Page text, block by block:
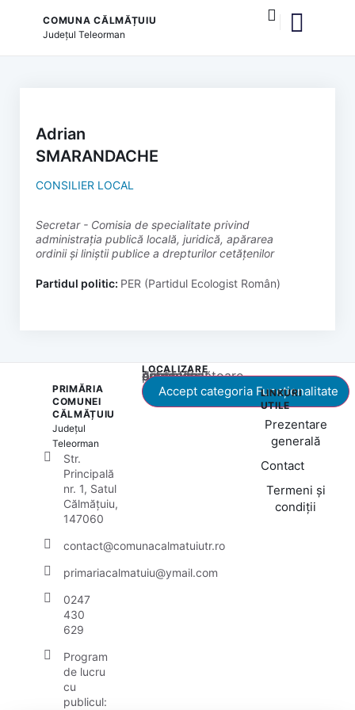
COMUNA CĂLMĂȚUIU
JudețulTeleorman
Adrian
SMARANDACHE
CONSILIER LOCAL
secretar - Comisia de specialitate privind
administrația publică locală, juridică, apărarea
ordinii și liniștii publice a drepturilor cetățenilor
Partidul politic: PER (Partidul Ecologist Român)
PRIMĂRIA
COMUNEI
CĂLMĂȚUIU
Județul
Teleorman
Str.
Principală
nr. 1, Satul
Călmățuiu,
147060
contact@comunacalmatuiutr.ro
primariacalmatuiu@ymail.com
0247
430
629
Program
de lucru
cu
publicul:
LOCALIZARE
Acest conținut este blocat până când acceptați categoria corespunzătoare de cookie-uri.
Accept categoria Funcționalitate
LINKURI
UTILE
Prezentare
generală
Contact
Termeni și
condiții